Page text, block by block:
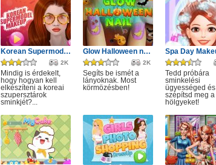
Korean Supermodel Makeup
2K
Mindig is érdekelt,
hogy hogyan kell
elkészíteni a koreai
szupersztárok
sminkjét?...
Glow Halloween nails polish
2K
Segíts be ismét a
lányoknak. Most
körmözésben!
Tedd próbára
sminkelési
ügyességed és
szépítsd meg a
hölgyeket!